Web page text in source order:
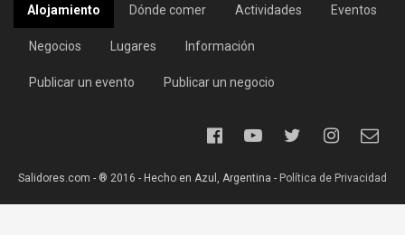
Alojamiento Dónde comer Actividades Eventos
Negocios Lugares Información
Publicar un evento Publicar un negocio
Salidores.com - ® 2016 - Hecho en Azul, Argentina - Política de Privacidad